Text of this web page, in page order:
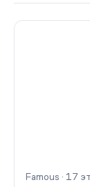
Famous · 17